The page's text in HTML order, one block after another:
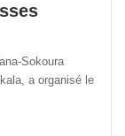
Sokoura
a organisé le